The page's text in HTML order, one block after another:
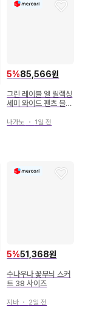
5%85,566원
그린 레이블 엘 릴랙싱
세미 와이드 팬츠 블루
나가노 ・ 1일 전
5%51,368원
수나우나 꽃무늬 스커
트 38 사이즈
지바 ・ 2일 전